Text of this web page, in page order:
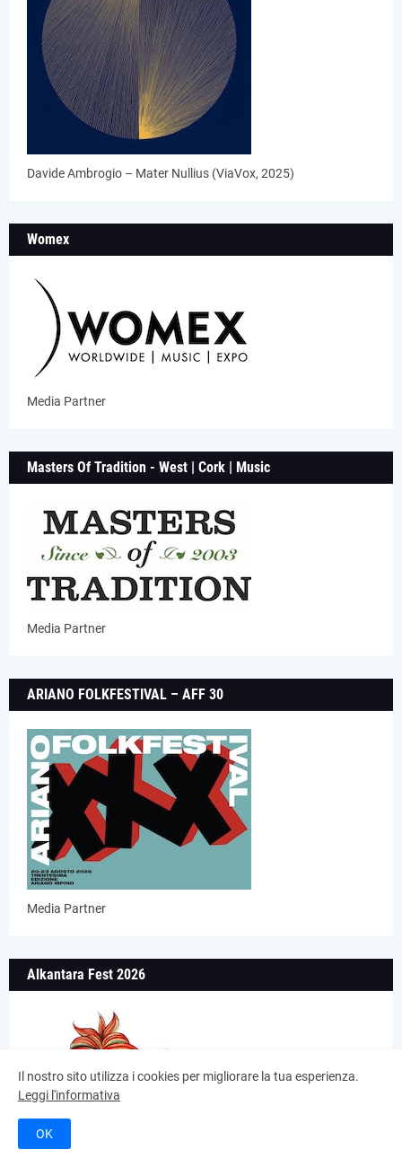
Davide Ambrogio – Mater Nullius (ViaVox, 2025)
Womex
Media Partner
Masters Of Tradition - West | Cork | Music
Media Partner
ARIANO FOLKFESTIVAL – AFF 30
Media Partner
Alkantara Fest 2026
Il nostro sito utilizza i cookies per migliorare la tua esperienza.
Leggi l'informativa
OK